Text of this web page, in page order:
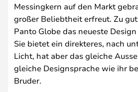
Messingkern auf den Markt
großer Beliebtheit erfreut. Zu
Panto Globe das neueste
Sie bietet ein direkteres, nach
Licht, hat aber das gleiche
gleiche Designsprache wie ihr
Bruder.